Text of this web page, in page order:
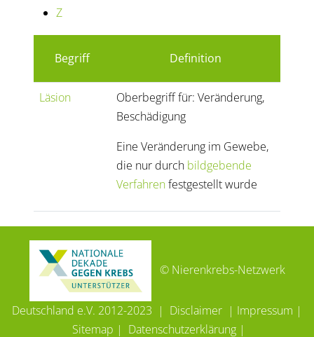
Z
Begriff Definition
Läsion
Oberbegriff für: Veränderung,
Beschädigung
Eine Veränderung im Gewebe,
die nur durch bildgebende
Verfahrenfestgestellt wurde
© Nierenkrebs-Netzwerk
Deutschland e.V. 2012-2023 | Disclaimer | Impressum |
Sitemap | Datenschutzerklärung|